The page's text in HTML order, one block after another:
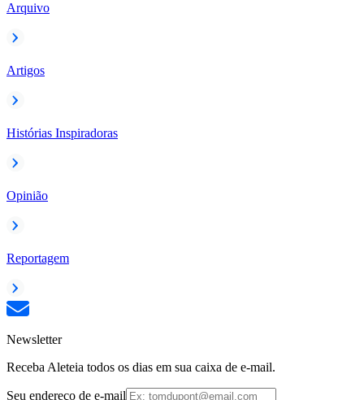
Arquivo
Artigos
Histórias Inspiradoras
Opinião
Reportagem
Newsletter
Receba Aleteia todos os dias em sua caixa de e-mail.
Seu endereço de e-mail